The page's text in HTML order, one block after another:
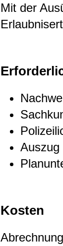
Mit der
Auszug
Kosten